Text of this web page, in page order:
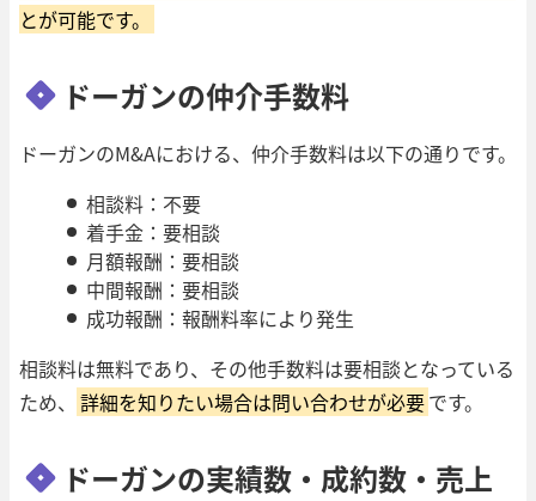
とが可能です。
ドーガンの仲介手数料
ドーガンのM&Aにおける、仲介手数料は以下の通りです。
相談料：不要
着手金：要相談
月額報酬：要相談
中間報酬：要相談
成功報酬：報酬料率により発生
相談料は無料であり、その他手数料は要相談となっている
ため、 詳細を知りたい場合は問い合わせが必要です。
ドーガンの実績数・成約数・売上